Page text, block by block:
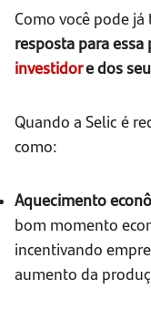
Como você pode
resposta para
investidore dos
Quando a Selic é
como:
Aquecimento
bom momento
incentivando
aumento da